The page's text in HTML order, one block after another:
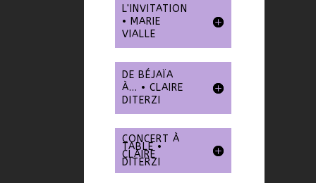
L'INVITATION
• MARIE
VIALLE
DE BÉJAÏA
À... • CLAIRE
DITERZI
CONCERT À
TABLE •
CLAIRE
DITERZI